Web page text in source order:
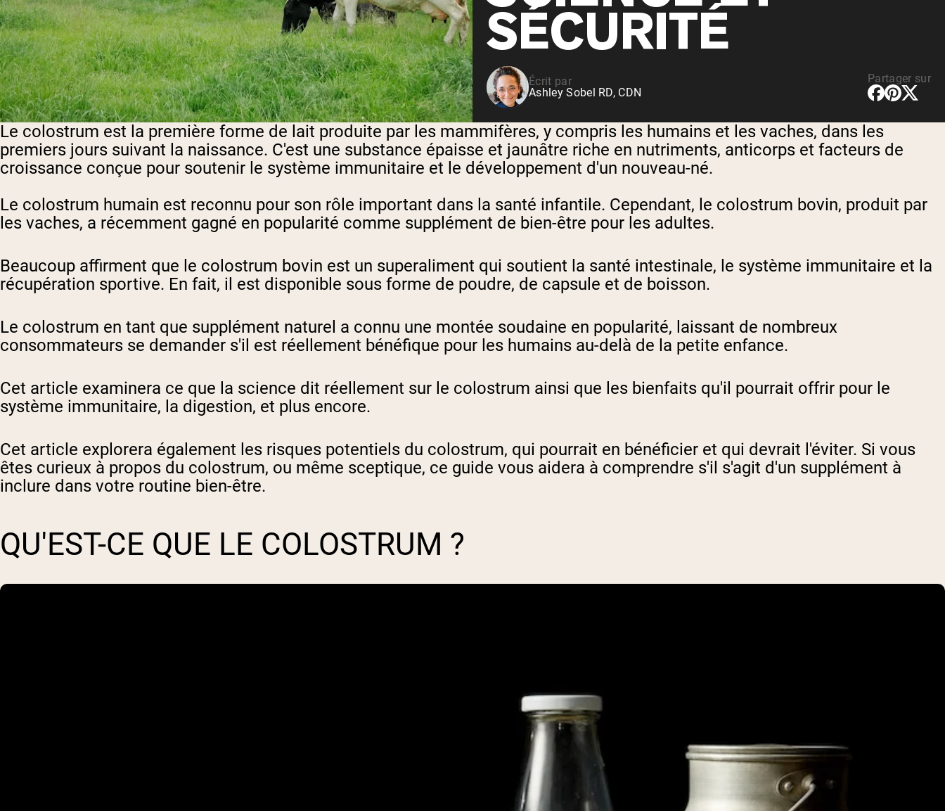
vanille
Whey de vache nourrie à
l'herbe
Shop All Protéines En Poudre SÉCURITÉ
Écrit par
Ashley Sobel RD, CDN
Partager sur
Le colostrum est la première forme de lait produite par les mammifères, y compris les humains et les vaches, dans les
premiers jours suivant la naissance. C'est une substance épaisse et jaunâtre riche en nutriments, anticorps et facteurs de
croissance conçue pour soutenir le système immunitaire et le développement d'un nouveau-né.
Le colostrum humain est reconnu pour son rôle important dans la santé infantile. Cependant, le colostrum bovin, produit par
les vaches, a récemment gagné en popularité comme supplément de bien-être pour les adultes.
Beaucoup affirment que le colostrum bovin est un superaliment qui soutient la santé intestinale, le système immunitaire et la
récupération sportive. En fait, il est disponible sous forme de poudre, de capsule et de boisson.
Le colostrum en tant que supplément naturel a connu une montée soudaine en popularité, laissant de nombreux
consommateurs se demander s'il est réellement bénéfique pour les humains au-delà de la petite enfance.
Cet article examinera ce que la science dit réellement sur le colostrum ainsi que les bienfaits qu'il pourrait offrir pour le
système immunitaire, la digestion, et plus encore.
Cet article explorera également les risques potentiels du colostrum, qui pourrait en bénéficier et qui devrait l'éviter. Si vous
êtes curieux à propos du colostrum, ou même sceptique, ce guide vous aidera à comprendre s'il s'agit d'un supplément à
inclure dans votre routine bien-être.
QU'EST-CE QUE LE COLOSTRUM ?